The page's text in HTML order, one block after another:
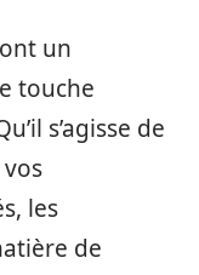
un
touche
s’agisse de
les
de